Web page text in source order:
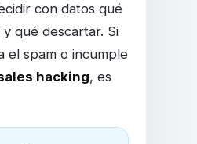
con datos qué
qué descartar. Si
el spam o incumple
hacking, es